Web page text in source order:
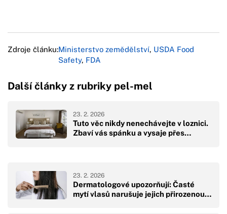
Zdroje článku:Ministerstvo zemědělství, USDA Food
Safety, FDA
Další články z rubriky pel-mel
Tuto věc nikdy nenechávejte v loznici.
Zbaví vás spánku a vysaje přes…
23. 2. 2026
Dermatologové upozorňují: Časté
mytí vlasů narušuje jejich přirozenou…
23. 2. 2026